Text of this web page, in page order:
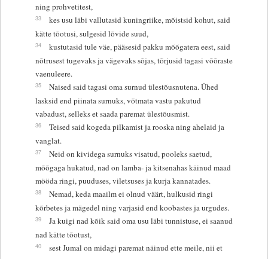
ning prohvetitest,
33
kes usu läbi vallutasid kuningriike, mõistsid kohut, said
kätte tõotusi, sulgesid lõvide suud,
34
kustutasid tule väe, pääsesid pakku mõõgatera eest, said
nõtrusest tugevaks ja vägevaks sõjas, tõrjusid tagasi võõraste
vaenuleere.
35
Naised said tagasi oma surnud ülestõusnutena. Ühed
lasksid end piinata surnuks, võtmata vastu pakutud
vabadust, selleks et saada paremat ülestõusmist.
36
Teised said kogeda pilkamist ja rooska ning ahelaid ja
vanglat.
37
Neid on kividega surnuks visatud, pooleks saetud,
mõõgaga hukatud, nad on lamba- ja kitsenahas käinud maad
mööda ringi, puuduses, viletsuses ja kurja kannatades.
38
Nemad, keda maailm ei olnud väärt, hulkusid ringi
kõrbetes ja mägedel ning varjasid end koobastes ja urgudes.
39
Ja kuigi nad kõik said oma usu läbi tunnistuse, ei saanud
nad kätte tõotust,
40
sest Jumal on midagi paremat näinud ette meile, nii et